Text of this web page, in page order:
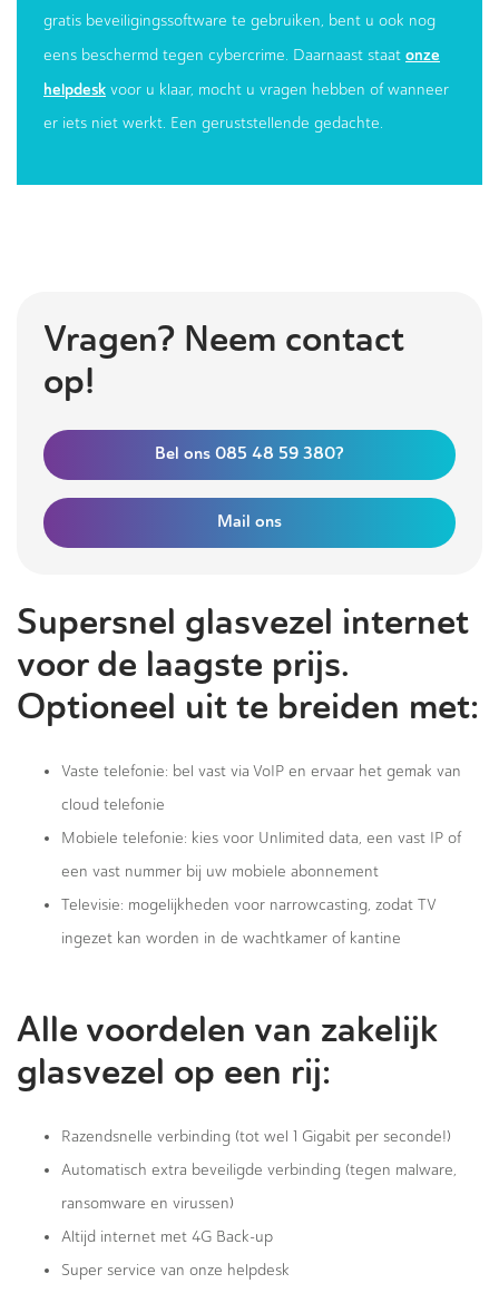
gratis beveiligingssoftware te gebruiken, bent u ook nog
eens beschermd tegen cybercrime. Daarnaast staat onze
helpdesk voor u klaar, mocht u vragen hebben of wanneer
er iets niet werkt. Een geruststellende gedachte.
Vragen? Neem contact
op!
Bel ons 085 48 59 380?
Mail ons
Supersnel glasvezel internet
voor de laagste prijs.
Optioneel uit te breiden met:
Vaste telefonie: bel vast via VoIP en ervaar het gemak van
cloud telefonie
Mobiele telefonie: kies voor Unlimited data, een vast IP of
een vast nummer bij uw mobiele abonnement
Televisie: mogelijkheden voor narrowcasting, zodat TV
ingezet kan worden in de wachtkamer of kantine
Alle voordelen van zakelijk
glasvezel op een rij:
Razendsnelle verbinding (tot wel 1 Gigabit per seconde!)
Automatisch extra beveiligde verbinding (tegen malware,
ransomware en virussen)
Altijd internet met 4G Back-up
Super service van onze helpdesk